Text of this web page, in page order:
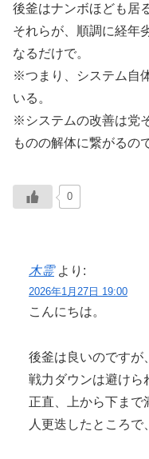
後釜はナンボほども居
それらが、順調に経年
なるだけで。
※つまり、システム自
いる。
※システムの改善は党
ものの解体に繋がるの
0
木霊 より:
2026年1月27日 19:00
こんにちは。
後釜は良いのですが
戦力ダウンは避け
正直、上から下まで
人更迭したところで